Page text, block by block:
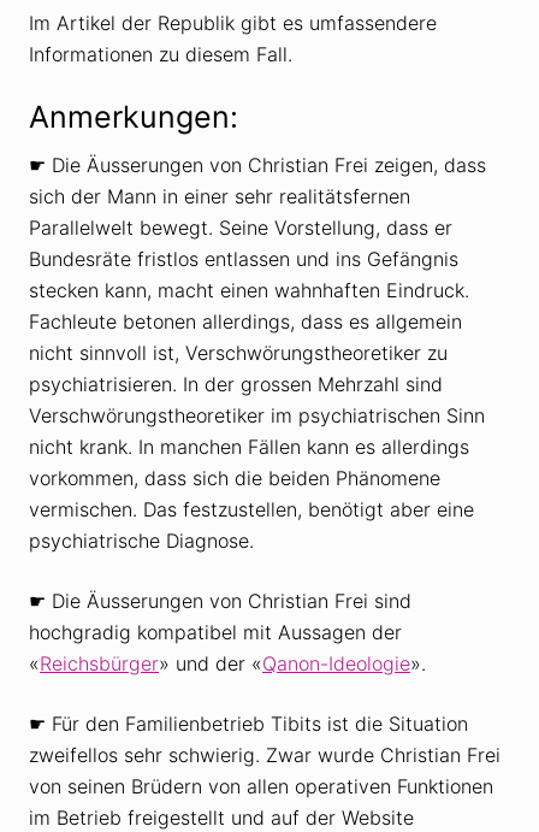
Im Artikel der Republik gibt es umfassendere
Informationen zu diesem Fall.
Anmerkungen:
☛ Die Äusserungen von Christian Frei zeigen, dass
sich der Mann in einer sehr realitätsfernen
Parallelwelt bewegt. Seine Vorstellung, dass er
Bundesräte fristlos entlassen und ins Gefängnis
stecken kann, macht einen wahnhaften Eindruck.
Fachleute betonen allerdings, dass es allgemein
nicht sinnvoll ist, Verschwörungstheoretiker zu
psychiatrisieren. In der grossen Mehrzahl sind
Verschwörungstheoretiker im psychiatrischen Sinn
nicht krank. In manchen Fällen kann es allerdings
vorkommen, dass sich die beiden Phänomene
vermischen. Das festzustellen, benötigt aber eine
psychiatrische Diagnose.
☛ Die Äusserungen von Christian Frei sind
hochgradig kompatibel mit Aussagen der
«Reichsbürger» und der «Qanon-Ideologie».
☛ Für den Familienbetrieb Tibits ist die Situation
zweifellos sehr schwierig. Zwar wurde Christian Frei
von seinen Brüdern von allen operativen Funktionen
im Betrieb freigestellt und auf der Website